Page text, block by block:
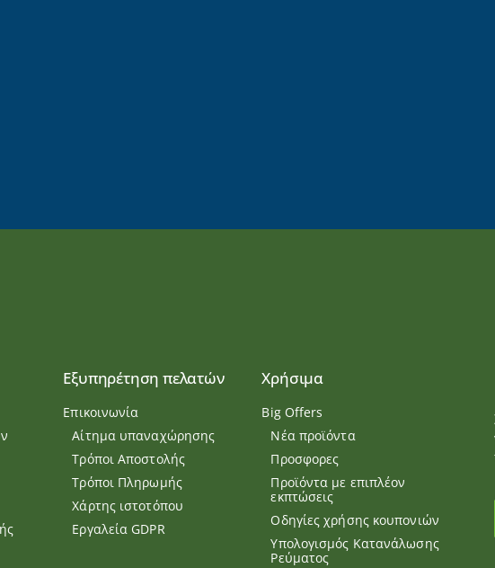
Εξυπηρέτηση πελατών
Επικοινωνία
Αίτημα υπαναχώρησης
Τρόποι Αποστολής
Τρόποι Πληρωμής
Χάρτης ιστοτόπου
Εργαλεία GDPR
Χρήσιμα
Big Offers
Νέα προϊόντα
Προσφορες
Προϊόντα με επιπλέον
εκπτώσεις
Οδηγίες χρήσης κουπονιών
Υπολογισμός Κατανάλωσης
Ρεύματος